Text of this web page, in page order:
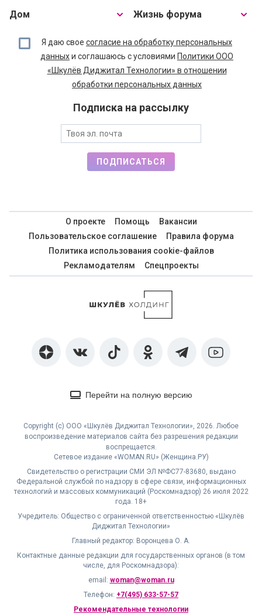
Дом
Жизнь форума
Я даю свое согласие на обработку персональных
данныхи соглашаюсь с условиями Политики ООО
«Шкулёв Диджитал Технологии» в отношении
обработки персональных данных
Подписка на рассылку
ПОДПИСАТЬСЯ
О проекте Помощь
Вакансии
Пользовательское соглашение
Правила форума
Политика использования cookie-файлов
Рекламодателям
Спецпроекты
Перейти на полную версию
Copyright (с) ООО «Шкулёв Диджитал Технологии», 2026. Любое
воспроизведение материалов сайта без разрешения редакции
воспрещается.
Сетевое издание «WOMAN.RU» (Женщина.РУ)
Свидетельство о регистрации СМИ ЭЛ №ФС77-83680, выдано
Федеральной службой по надзору в сфере связи, информационных
технологий и массовых коммуникаций (Роскомнадзор) 26 июля 2022
года. 18+
Учредитель: Общество с ограниченной ответственностью «Шкулёв
Диджитал Технологии»
Главный редактор: Воронцева О. А.
Контактные данные редакции для государственных органов (в том
числе, для Роскомнадзора):
email: woman@woman.ru
Телефон: +7(495) 633-57-57
Рекомендательные технологии